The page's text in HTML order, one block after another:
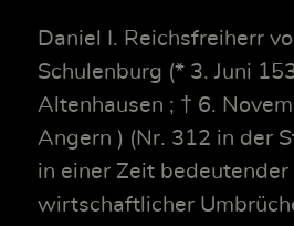
Daniel I. Reichsfreiherr
Schulenburg (* 3. Juni
Altenhausen ; † 6.
Angern ) (Nr. 312 in der
in einer Zeit
wirtschaftlicher